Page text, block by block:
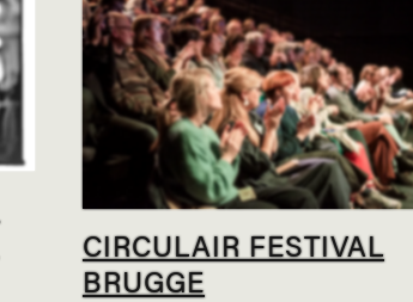
CIRCULAIR FESTIVAL
BRUGGE